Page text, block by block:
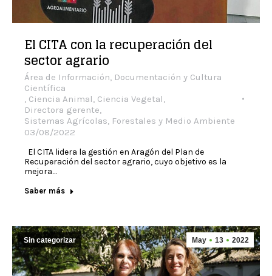
El CITA con la recuperación del
sector agrario
Área de Información, Documentación y Cultura
Científica
, Ciencia Animal, Ciencia Vegetal,
Directora gerente,
Sistemas Agrícolas, Forestales y Medio Ambiente
03/08/2022
El CITA lidera la gestión en Aragón del Plan de
Recuperación del sector agrario, cuyo objetivo es la
mejora…
Saber más
May 13 2022
Sin categorizar